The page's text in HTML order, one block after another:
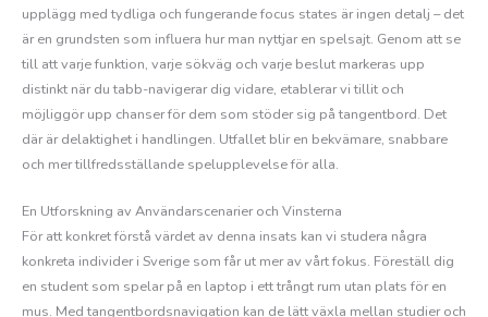
upplägg med tydliga och fungerande focus states är ingen detalj – det
är en grundsten som influera hur man nyttjar en spelsajt. Genom att se
till att varje funktion, varje sökväg och varje beslut markeras upp
distinkt när du tabb-navigerar dig vidare, etablerar vi tillit och
möjliggör upp chanser för dem som stöder sig på tangentbord. Det
där är delaktighet i handlingen. Utfallet blir en bekvämare, snabbare
och mer tillfredsställande spelupplevelse för alla.
En Utforskning av Användarscenarier och Vinsterna
För att konkret förstå värdet av denna insats kan vi studera några
konkreta individer i Sverige som får ut mer av vårt fokus. Föreställ dig
en student som spelar på en laptop i ett trångt rum utan plats för en
mus. Med tangentbordsnavigation kan de lätt växla mellan studier och